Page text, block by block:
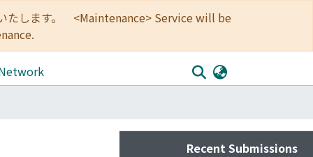
たします。 <Maintenance> Service will be
Recent Submissions